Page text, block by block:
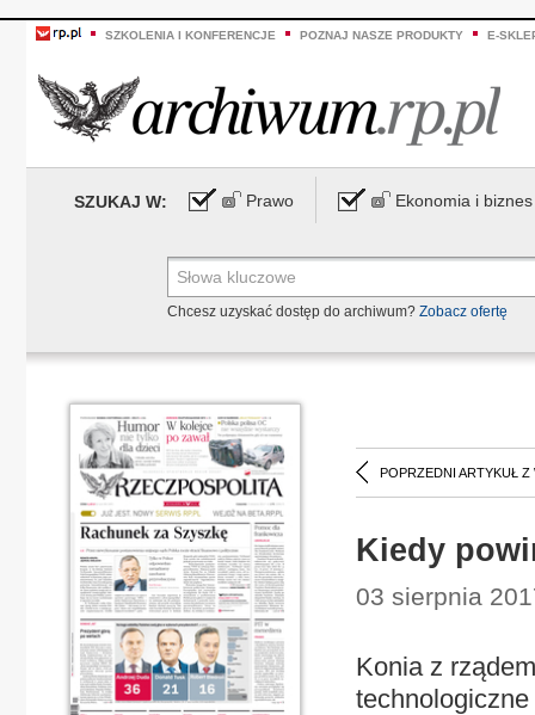
SZKOLENIA I KONFERENCJE POZNAJ NASZE PRODUKTY E-
SZUKAJ W: Prawo Ekonomia i biznes
Chcesz uzyskać dostęp do archiwum? Zobacz ofertę
POPRZEDNI ARTYKUŁ Z
Kiedy
03 sierpnia
Konia z
technologiczne